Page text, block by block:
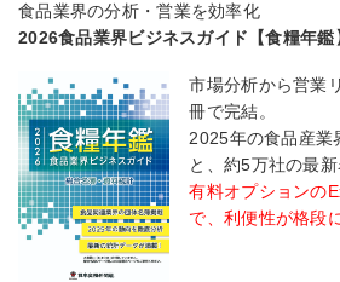
食品業界の分析・営業を効率化
2026食品業界ビジネスガイド【食糧年鑑
市場分析から営業
冊で完結。
2025年の食品産業
と、約5万社の最新
有料オプションの
で、利便性が格段